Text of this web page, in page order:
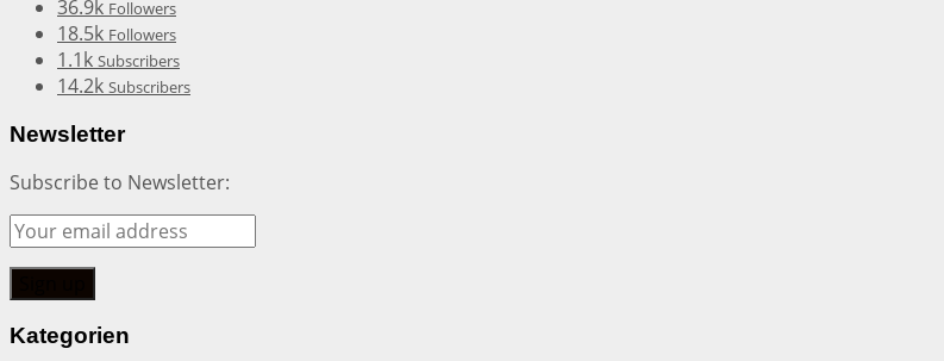
36.9k Followers
18.5k Followers
1.1k Subscribers
14.2k Subscribers
Newsletter
Subscribe to Newsletter:
Kategorien